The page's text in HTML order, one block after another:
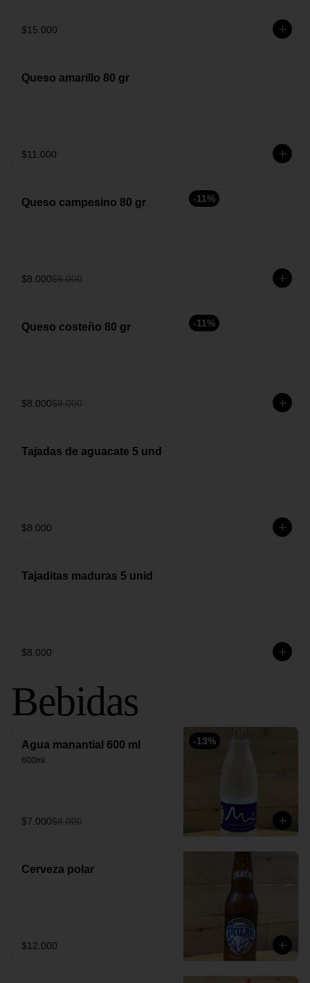
$15.000
Queso amarillo 80 gr
$11.000
-11%
Queso campesino 80 gr
$8.000$9.000
-11%
Queso costeño 80 gr
$8.000$9.000
Tajadas de aguacate 5 und
$8.000
Tajaditas maduras 5 unid
$8.000
Bebidas
-13%
Agua manantial 600 ml
600ml.
$7.000$8.000
Cerveza polar
$12.000